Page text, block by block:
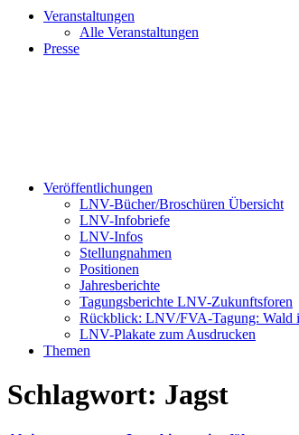
Veranstaltungen
Alle Veranstaltungen
Presse
Veröffentlichungen
LNV-Bücher/Broschüren Übersicht
LNV-Infobriefe
LNV-Infos
Stellungnahmen
Positionen
Jahresberichte
Tagungsberichte LNV-Zukunftsforen
Rückblick: LNV/FVA-Tagung: Wald
LNV-Plakate zum Ausdrucken
Themen
Schlagwort: Jagst